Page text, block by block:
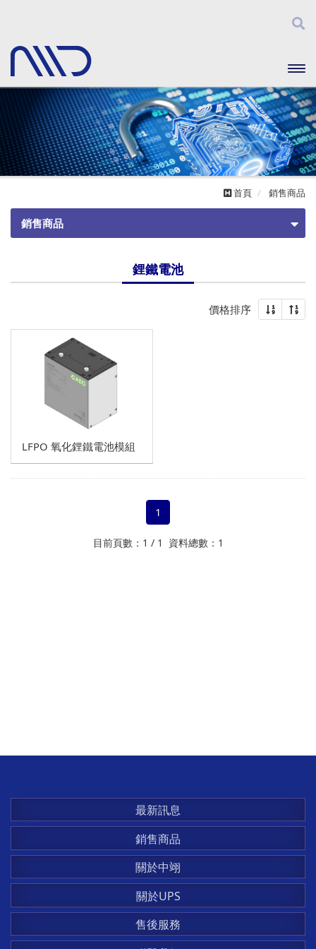
主選
單
首頁 銷售商品
銷售商品
離線式
單相UPS
不斷電系統網卡
鉛酸蓄電池
CSB Battery
氧化鋰鐵電池模組
鋰鐵電池
價格排序
LFPO 氧化鋰鐵電池模組
1
目前頁數：1 / 1 資料總數：1
最新訊息
銷售商品
關於中翊
關於UPS
售後服務